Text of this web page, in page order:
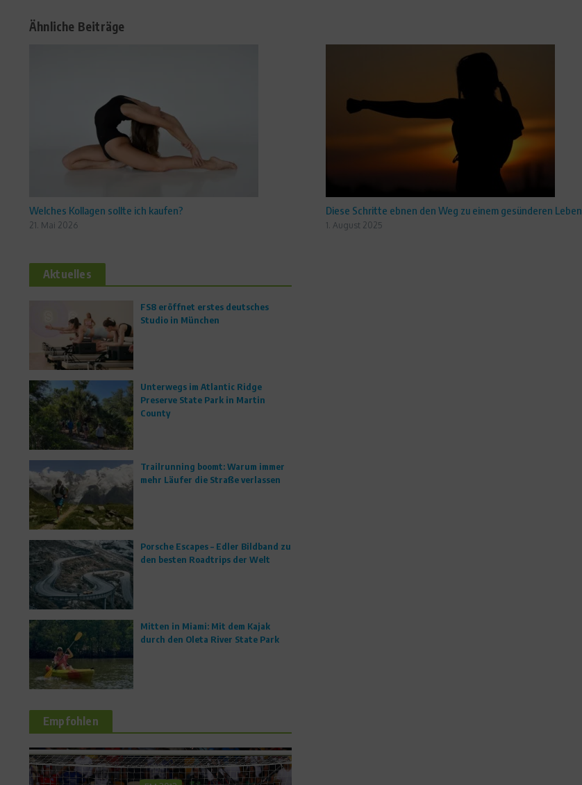
Ähnliche Beiträge
Welches Kollagen sollte ich kaufen?
21. Mai 2026
Diese Schritte ebnen den Weg zu einem gesünderen Leben
1. August 2025
Aktuelles
FS8 eröffnet erstes deutsches
Studio in München
Unterwegs im Atlantic Ridge
Preserve State Park in Martin
County
Trailrunning boomt: Warum immer
mehr Läufer die Straße verlassen
Porsche Escapes – Edler Bildband zu
den besten Roadtrips der Welt
Mitten in Miami: Mit dem Kajak
durch den Oleta River State Park
Empfohlen